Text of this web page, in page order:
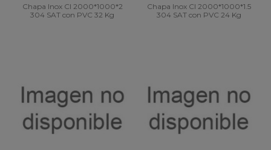
Chapa Inox CI 2000*1000*2
304 SAT con PVC 32 Kg
Chapa Inox CI 2000*1000*1.5
304 SAT con PVC 24 Kg